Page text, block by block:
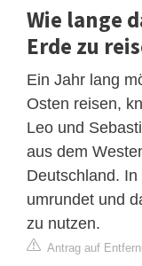
Wie lange
Erde zu
Ein Jahr lang
Osten reisen,
Leo und
aus dem
Deutschland.
umrundet und
zu nutzen.
Antrag auf